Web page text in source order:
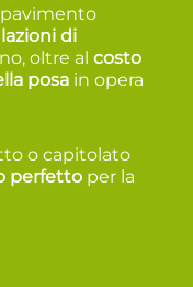
di
oltre alcosto
posa in opera
o capitolato
perfetto per la